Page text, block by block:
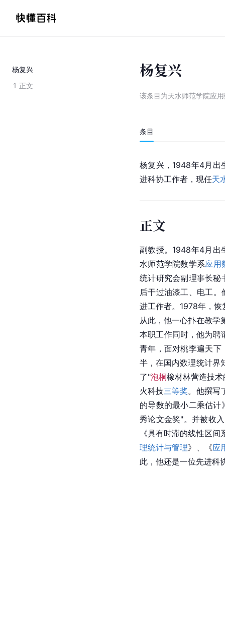
杨复兴
1 正文
杨复兴
该条目为天水师范学院应
条目
杨复兴，1948年4月出
进科协工作者，现任天
正文
副教授。1948年4月出
水师范学院数学系应用
统计研究会副理事长
后干过油漆工、电工
进工作者。1978年，
从此，他一心扑在教学
本职工作同时，他为聘
青年，面对桃李遍天
半，在国内数理统计界
了"泡桐橡材林营造技
火科技三等奖。他撰写
的导数的最小二乘估
秀论文金奖"。并被收
《具有时滞的线性区
理统计与管理》、《应
此，他还是一位先进科